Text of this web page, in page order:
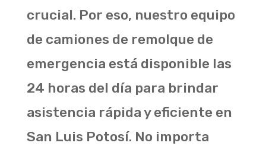
crucial. Por eso, nuestro equipo
de camiones de remolque de
emergencia está disponible las
24 horas del día para brindar
asistencia rápida y eficiente en
San Luis Potosí. No importa